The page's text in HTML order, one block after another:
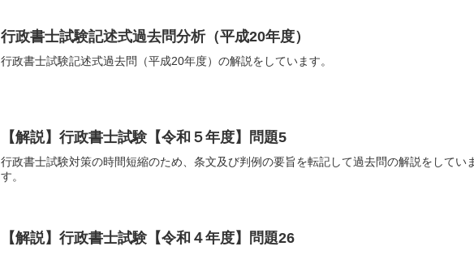
行政書士試験記述式過去問分析（平成20年度）
行政書士試験記述式過去問（平成20年度）の解説をしています。
【解説】行政書士試験【令和５年度】問題5
行政書士試験対策の時間短縮のため、条文及び判例の要旨を転記して過去問の解説をしてい
す。
【解説】行政書士試験【令和４年度】問題26